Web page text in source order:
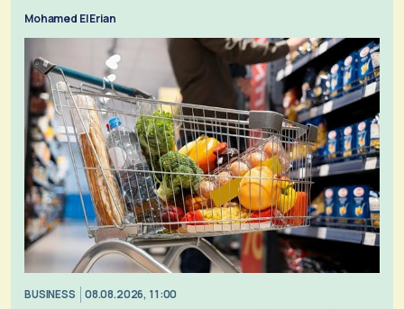
Mohamed El Erian
BUSINESS 08.08.2026, 11:00